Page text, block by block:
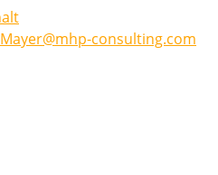
consulting.com